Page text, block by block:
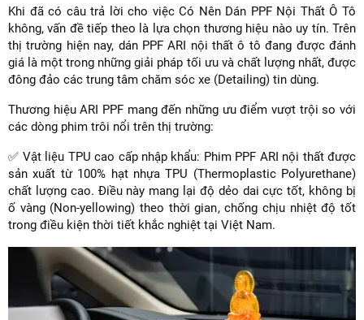
Khi đã có câu trả lời cho việc Có Nên Dán PPF Nội Thất Ô Tô
không, vấn đề tiếp theo là lựa chọn thương hiệu nào uy tín. Trên
thị trường hiện nay, dán PPF ARI nội thất ô tô đang được đánh
giá là một trong những giải pháp tối ưu và chất lượng nhất, được
đông đảo các trung tâm chăm sóc xe (Detailing) tin dùng.
Thương hiệu ARI PPF mang đến những ưu điểm vượt trội so với
các dòng phim trôi nổi trên thị trường:
✅ Vật liệu TPU cao cấp nhập khẩu: Phim PPF ARI nội thất được
sản xuất từ 100% hạt nhựa TPU (Thermoplastic Polyurethane)
chất lượng cao. Điều này mang lại độ dẻo dai cực tốt, không bị
ố vàng (Non-yellowing) theo thời gian, chống chịu nhiệt độ tốt
trong điều kiện thời tiết khắc nghiệt tại Việt Nam.